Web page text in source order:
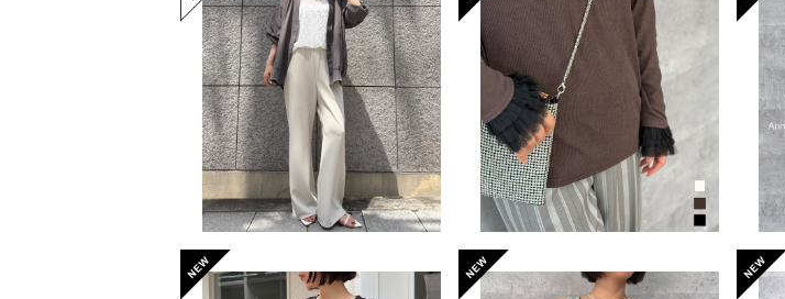
【即納】セミフレアーパンツ
（NO.85251622）
¥12,100
フリルカフスシアーリブロンT
（NO.56262928）